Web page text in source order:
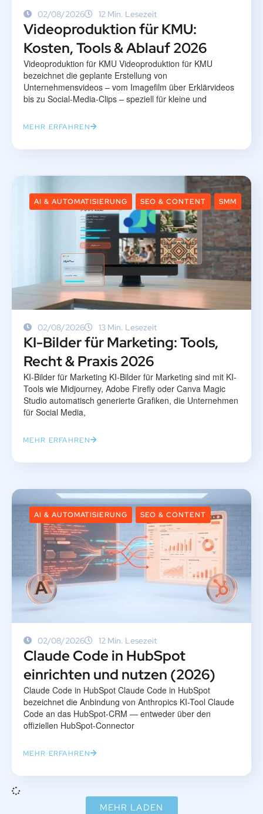
02/08/2026 12 Min. Lesezeit
Videoproduktion für KMU:
Kosten, Tools & Ablauf 2026
Videoproduktion für KMU Videoproduktion für KMU
bezeichnet die geplante Erstellung von
Unternehmensvideos – vom Imagefilm über Erklärvideos
bis zu Social-Media-Clips – speziell für kleine und
MEHR ERFAHREN
AI & AUTOMATISIERUNG SEO & CONTENT SMM
02/08/2026 13 Min. Lesezeit
KI-Bilder für Marketing: Tools,
Recht & Praxis 2026
KI-Bilder für Marketing KI-Bilder für Marketing sind mit KI-
Tools wie Midjourney, Adobe Firefly oder Canva Magic
Studio automatisch generierte Grafiken, die Unternehmen
für Social Media,
MEHR ERFAHREN
AI & AUTOMATISIERUNG SEO & CONTENT
02/08/2026 12 Min. Lesezeit
Claude Code in HubSpot
einrichten und nutzen (2026)
Claude Code in HubSpot Claude Code in HubSpot
bezeichnet die Anbindung von Anthropics KI-Tool Claude
Code an das HubSpot-CRM — entweder über den
offiziellen HubSpot-Connector
MEHR ERFAHREN
MEHR LADEN